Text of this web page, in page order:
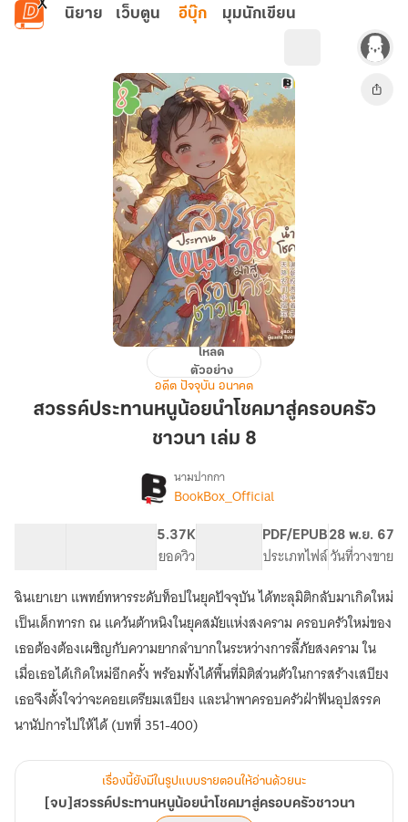
ข้ามไปยังเนื้อหาหลัก
นิยาย เว็บตูน อีบุ๊ก มุมนักเขียน
สวรรค์
ประทาน
หนู
ครอบครัว
8
โหลด
ตัวอย่าง
อดีต ปัจจุบัน อนาคต
สวรรค์ประทานหนูน้อยนำโชคมาสู่ครอบครัว
ชาวนา เล่ม 8
เรื่อง[จบ]สวรรค์
โชค
มา
สู่
ครอบครัว
ชาวนา
นามปากกา
BookBox_Official
5.37K
ยอดวิว
PDF/EPUB
ประเภทไฟล์
28 พ.ย. 67
วันที่วางขาย
ฉินเยาเยา แพทย์ทหารระดับท็อปในยุคปัจจุบัน ได้ทะลุมิติกลับมาเกิดใหม่
เป็นเด็กทารก ณ แคว้นต้าหนิงในยุคสมัยแห่งสงคราม ครอบครัวใหม่ของ
เธอต้องต้องเผชิญกับความยากลำบากในระหว่างการลี้ภัยสงคราม ใน
เมื่อเธอได้เกิดใหม่อีกครั้ง พร้อมทั้งได้พื้นที่มิติส่วนตัวในการสร้างเสบียง
เธอจึงตั้งใจว่าจะคอยเตรียมเสบียง และนำพาครอบครัวฝ่าฟันอุปสรรค
นานัปการไปให้ได้ (บทที่ 351-400)
เรื่องนี้ยังมีในรูปแบบรายตอนให้อ่านด้วยนะ
[จบ]สวรรค์ประทานหนูน้อยนำโชคมาสู่ครอบครัวชาวนา